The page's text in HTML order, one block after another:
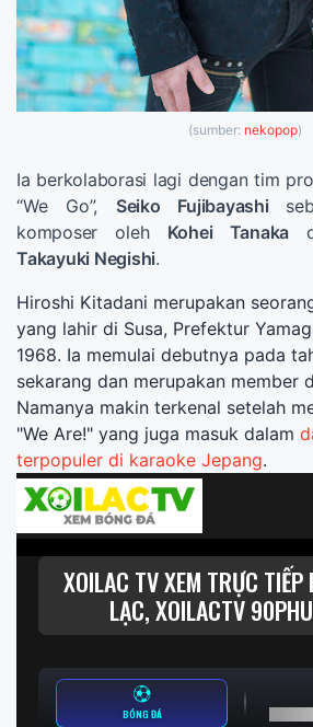
(sumber: nekopop)
Ia berkolaborasi lagi dengan tim
“We Go”, Seiko Fujibayashi
komposer oleh Kohei Tanaka
Takayuki Negishi.
Hiroshi Kitadani merupakan
yang lahir di Susa, Prefektur
1968. Ia memulai debutnya pada
sekarang dan merupakan member
Namanya makin terkenal setelah
"We Are!" yang juga masuk dalam
terpopuler di karaoke Jepang.